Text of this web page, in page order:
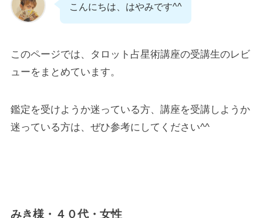
こんにちは、はやみです^^
このページでは、タロット占星術講座の受講生のレビ
ューをまとめています。
鑑定を受けようか迷っている方、講座を受講しようか
迷っている方は、ぜひ参考にしてください^^
みき様・４０代・女性